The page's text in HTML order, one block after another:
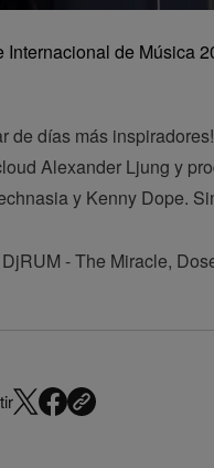
Internacional de Música
de días más
Alexander Ljung y
y Kenny Dope.
- The Miracle,